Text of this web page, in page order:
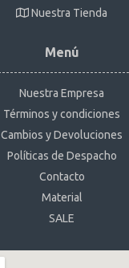
Nuestra Tienda
Menú
Nuestra Empresa
Términos y condiciones
Cambios y Devoluciones
Políticas de Despacho
Contacto
Material
SALE